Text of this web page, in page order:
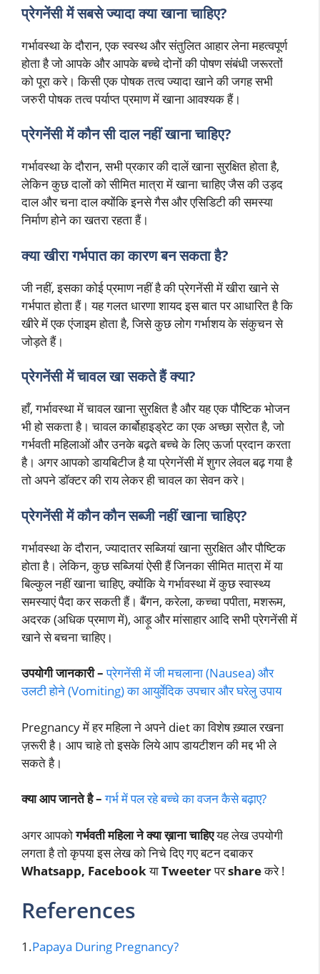
प्रेगनेंसी में सबसे ज्यादा क्या खाना चाहिए?
गर्भावस्था के दौरान, एक स्वस्थ और संतुलित आहार लेना महत्वपूर्ण
होता है जो आपके और आपके बच्चे दोनों की पोषण संबंधी जरूरतों
को पूरा करे। किसी एक पोषक तत्व ज्यादा खाने की जगह सभी
जरुरी पोषक तत्व पर्याप्त प्रमाण में खाना आवश्यक हैं।
प्रेगनेंसी में कौन सी दाल नहीं खाना चाहिए?
गर्भावस्था के दौरान, सभी प्रकार की दालें खाना सुरक्षित होता है,
लेकिन कुछ दालों को सीमित मात्रा में खाना चाहिए जैस की उड़द
दाल और चना दाल क्योंकि इनसे गैस और एसिडिटी की समस्या
निर्माण होने का खतरा रहता हैं।
क्या खीरा गर्भपात का कारण बन सकता है?
जी नहीं, इसका कोई प्रमाण नहीं है की प्रेगनेंसी में खीरा खाने से
गर्भपात होता हैं। यह गलत धारणा शायद इस बात पर आधारित है कि
खीरे में एक एंजाइम होता है, जिसे कुछ लोग गर्भाशय के संकुचन से
जोड़ते हैं।
प्रेगनेंसी में चावल खा सकते हैं क्या?
हाँ, गर्भावस्था में चावल खाना सुरक्षित है और यह एक पौष्टिक भोजन
भी हो सकता है। चावल कार्बोहाइड्रेट का एक अच्छा स्रोत है, जो
गर्भवती महिलाओं और उनके बढ़ते बच्चे के लिए ऊर्जा प्रदान करता
है। अगर आपको डायबिटीज है या प्रेगनेंसी में शुगर लेवल बढ़ गया है
तो अपने डॉक्टर की राय लेकर ही चावल का सेवन करे।
प्रेगनेंसी में कौन कौन सब्जी नहीं खाना चाहिए?
गर्भावस्था के दौरान, ज्यादातर सब्जियां खाना सुरक्षित और पौष्टिक
होता है। लेकिन, कुछ सब्जियां ऐसी हैं जिनका सीमित मात्रा में या
बिल्कुल नहीं खाना चाहिए, क्योंकि ये गर्भावस्था में कुछ स्वास्थ्य
समस्याएं पैदा कर सकती हैं। बैंगन, करेला, कच्चा पपीता, मशरूम,
अदरक (अधिक प्रमाण में), आड़ू और मांसाहार आदि सभी प्रेगनेंसी में
खाने से बचना चाहिए।
उपयोगी जानकारी – प्रेगनेंसी में जी मचलाना (Nausea) और
उलटी होने (Vomiting) का आयुर्वेदिक उपचार और घरेलु उपाय
Pregnancy में हर महिला ने अपने diet का विशेष ख़्याल रखना
ज़रूरी है। आप चाहे तो इसके लिये आप डायटीशन की मद्द भी ले
सकते है।
क्या आप जानते है – गर्भ में पल रहे बच्चे का वजन कैसे बढ़ाए?
अगर आपकोगर्भवती महिला ने क्या ख़ाना चाहिएयह लेख उपयोगी
लगता है तो कृपया इस लेख को निचे दिए गए बटन दबाकर
Whatsapp, FacebookयाTweeterपरshareकरे !
References
1.Papaya During Pregnancy?